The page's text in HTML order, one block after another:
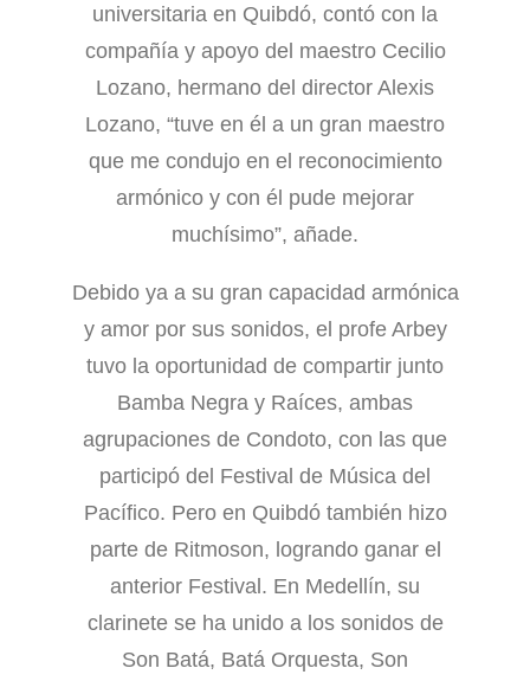
universitaria en Quibdó, contó con la
compañía y apoyo del maestro Cecilio
Lozano, hermano del director Alexis
Lozano, “tuve en él a un gran maestro
que me condujo en el reconocimiento
armónico y con él pude mejorar
muchísimo”, añade.
Debido ya a su gran capacidad armónica
y amor por sus sonidos, el profe Arbey
tuvo la oportunidad de compartir junto
Bamba Negra y Raíces, ambas
agrupaciones de Condoto, con las que
participó del Festival de Música del
Pacífico. Pero en Quibdó también hizo
parte de Ritmoson, logrando ganar el
anterior Festival. En Medellín, su
clarinete se ha unido a los sonidos de
Son Batá, Batá Orquesta, Son